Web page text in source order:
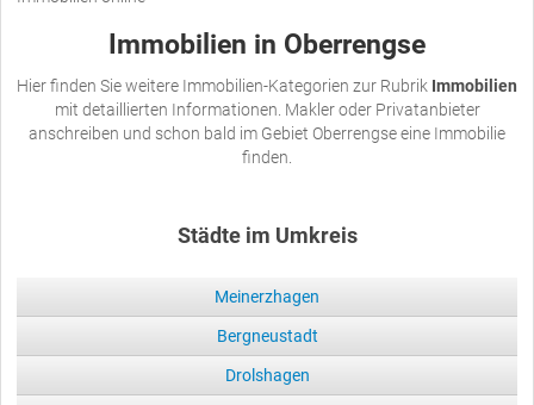
Immobilien in Oberrengse
Hier finden Sie weitere Immobilien-Kategorien zur Rubrik Immobilien
mit detaillierten Informationen. Makler oder Privatanbieter
anschreiben und schon bald im Gebiet Oberrengse eine Immobilie
finden.
Städte im Umkreis
Meinerzhagen
Bergneustadt
Drolshagen